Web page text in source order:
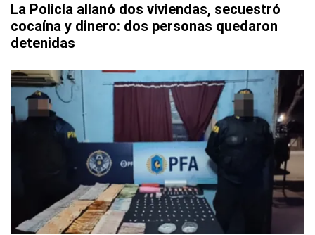
La Policía allanó dos viviendas, secuestró
cocaína y dinero: dos personas quedaron
detenidas